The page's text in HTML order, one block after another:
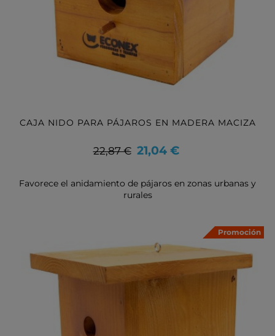
CAJA NIDO PARA PÁJAROS EN MADERA MACIZA
Precio
base
22,87 € Precio
21,04 €
Favorece el anidamiento de pájaros en zonas urbanas y
rurales
Promoción